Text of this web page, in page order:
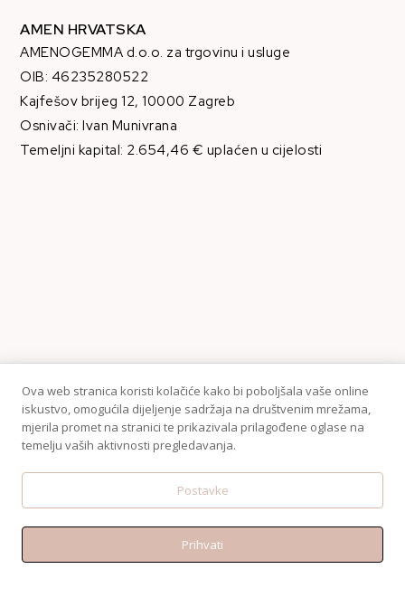
AMEN HRVATSKA
AMENOGEMMA d.o.o. za trgovinu i usluge
OIB: 46235280522
Kajfešov brijeg 12, 10000 Zagreb
Osnivači: Ivan Munivrana
Temeljni kapital: 2.654,46 € uplaćen u cijelosti
Ova web stranica koristi kolačiće kako bi poboljšala vaše online
iskustvo, omogućila dijeljenje sadržaja na društvenim mrežama,
mjerila promet na stranici te prikazivala prilagođene oglase na
temelju vaših aktivnosti pregledavanja.
Postavke
Prihvati